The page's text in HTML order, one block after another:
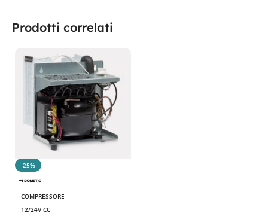
Prodotti correlati
-25%
COMPRESSORE
12/24V CC